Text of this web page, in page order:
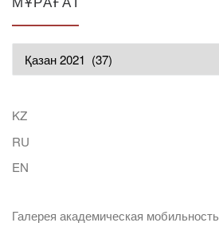
KZ
RU
EN
Галерея академическая мобильность